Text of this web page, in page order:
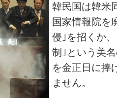
韓民国は韓米
国家情報院を
侵｣を招くか
制｣という美
を金正日に捧
ません。